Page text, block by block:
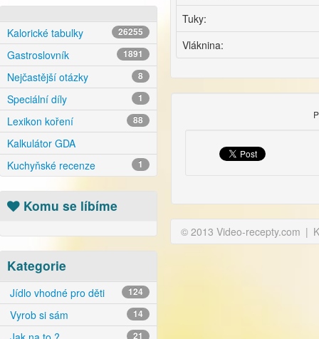
Kalorické tabulky 26255
Gastroslovník 1891
Nejčastější otázky 8
Speciální díly 1
Lexikon koření 88
Kalkulátor GDA
Kuchyňské recenze
1
Komu se líbíme
Kategorie
Jídlo vhodné pro děti 124
Vyrob si sám 14
21
Tuky:
Vláknina:
© 2013 Video-recepty.com |